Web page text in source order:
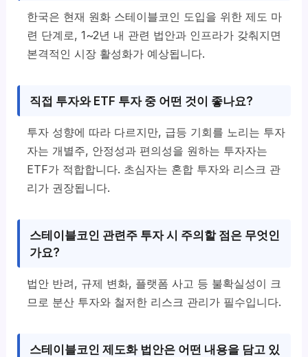
한국은 현재 원화 스테이블코인 도입을 위한 제도 마
련 단계로, 1~2년 내 관련 법안과 인프라가 갖춰지면
본격적인 시장 활성화가 예상됩니다.
직접 투자와 ETF 투자 중 어떤 것이 좋나요?
투자 성향에 따라 다르지만, 급등 기회를 노리는 투자
자는 개별주, 안정성과 편의성을 원하는 투자자는
ETF가 적합합니다. 초심자는 혼합 투자와 리스크 관
리가 권장됩니다.
스테이블코인 관련주 투자 시 주의할 점은 무엇인
가요?
법안 반려, 규제 변화, 플랫폼 사고 등 불확실성이 크
므로 분산 투자와 철저한 리스크 관리가 필수입니다.
스테이블코인 제도화 법안은 어떤 내용을 담고 있